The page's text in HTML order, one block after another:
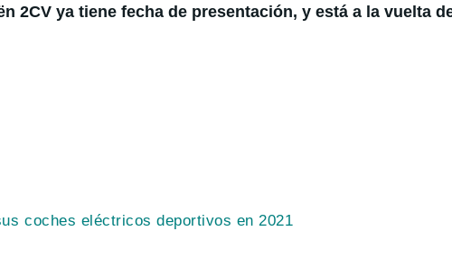
2CV ya tiene fecha de presentación, y está a la vuelta
coches eléctricos deportivos en 2021